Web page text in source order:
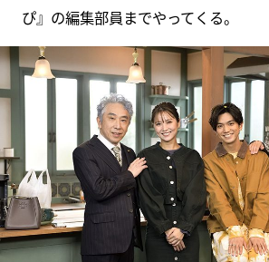
ぴ』の編集部員までやってくる。